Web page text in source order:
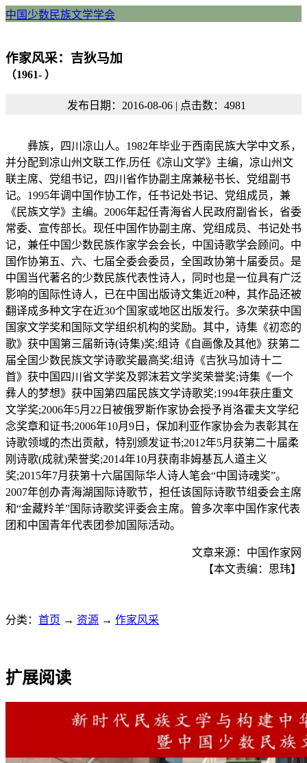
中国少数民族文学学会
作家风采：吉狄马加
（1961- ）
发布日期：2016-08-06 | 点击数：4981
彝族，四川凉山人。1982年毕业于西南民族大学中文系，
并分配到凉山州文联工作,历任《凉山文学》主编，凉山州文
联主席、党组书记，四川省作协副主席兼秘书长、党组副书
记。1995年调中国作协工作，任书记处书记、党组成员，兼
《民族文学》主编。2006年起任青海省人民政府副省长，省委
常委、宣传部长。现任中国作协副主席、党组成员、书记处书
记，兼任中国少数民族作家学会会长，中国诗歌学会顾问。中
国作协第五、六、七届全委会委员，全国政协第十届委员。是
中国当代著名的少数民族代表性诗人，同时也是一位具有广泛
影响的国际性诗人，已在中国出版诗文集近20种，其作品还被
翻译成多种文字在近30个国家或地区出版发行。多次荣获中国
国家文学奖和国际文学组织机构的奖励。其中，诗集《初恋的
歌》获中国第三届新诗(诗集)奖;组诗《自画像及其他》获第二
届全国少数民族文学诗歌奖最高奖;组诗《吉狄马加诗十二
首》获中国四川省文学奖及郭沫若文学奖荣誉奖;诗集《一个
彝人的梦想》获中国第四届民族文学诗歌奖;1994年获庄重文
文学奖;2006年5月22日被俄罗斯作家协会授予肖洛霍夫文学纪
念奖章和证书;2006年10月9日，保加利亚作家协会为表彰其在
诗歌领域的杰出贡献，特别颁发证书;2012年5月获第二十届柔
刚诗歌(成就)荣誉奖;2014年10月获南非姆基瓦人道主义
奖;2015年7月获第十六届国际华人诗人笔会“中国诗魂奖”。
2007年创办青海湖国际诗歌节，担任该国际诗歌节组委会主席
和“金藏羚羊”国际诗歌奖评委会主席。曾多次率中国作家代表
团和中国青年代表团参加国际活动。
文章来源：中国作家网
【本文责编：思玮】
分类： 首页 → 资源 → 作家风采
扩展阅读